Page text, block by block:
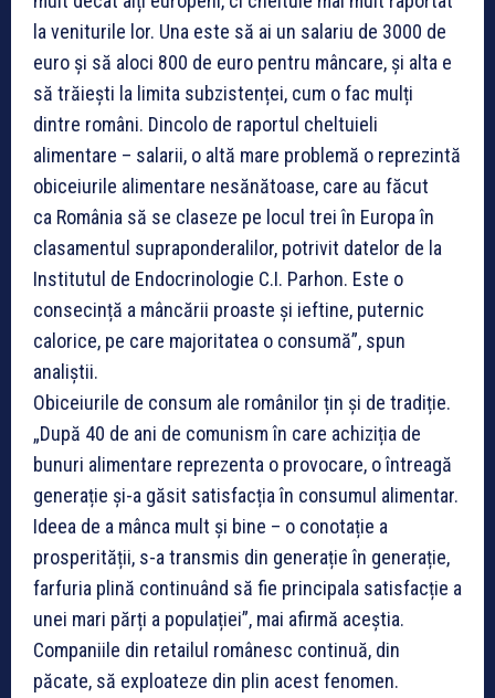
la veniturile lor. Una este să ai un salariu de 3000 de
euro și să aloci 800 de euro pentru mâncare, și alta e
să trăiești la limita subzistenței, cum o fac mulți
dintre români. Dincolo de raportul cheltuieli
alimentare – salarii, o altă mare problemă o reprezintă
obiceiurile alimentare nesănătoase, care au făcut
ca România să se claseze pe locul trei în Europa în
clasamentul supraponderalilor, potrivit datelor de la
Institutul de Endocrinologie C.I. Parhon. Este o
consecință a mâncării proaste și ieftine, puternic
calorice, pe care majoritatea o consumă”, spun
analiștii.
Obiceiurile de consum ale românilor țin și de tradiție.
„După 40 de ani de comunism în care achiziția de
bunuri alimentare reprezenta o provocare, o întreagă
generație și-a găsit satisfacția în consumul alimentar.
Ideea de a mânca mult și bine – o conotație a
prosperității, s-a transmis din generație în generație,
farfuria plină continuând să fie principala satisfacție a
unei mari părți a populației”, mai afirmă aceștia.
Companiile din retailul românesc continuă, din
păcate, să exploateze din plin acest fenomen.